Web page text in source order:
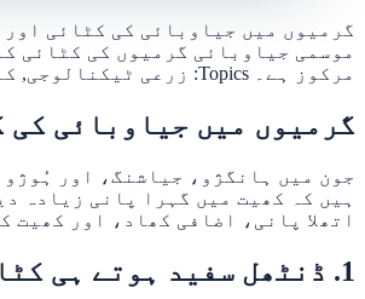
گرمیوں میں جیاوبائی کی کٹائی
موسمی جیاوبائی گرمیوں کی کٹائی
مرکوز ہے۔ Topics: زرعی ٹیکنالوجی, کاشت, سمارٹ زراعت.
گرمیوں میں جیاوبائی
جون میں ہانگژو، جیاشنگ، اور
ہیں کہ کھیت میں گہرا پانی زیادہ
اتھلا پانی، اضافی کھاد، اور کھیت
1. ڈنٹھل سفید ہوتے ہی کٹائی کریں اور خشک وقفے استعمال کریں